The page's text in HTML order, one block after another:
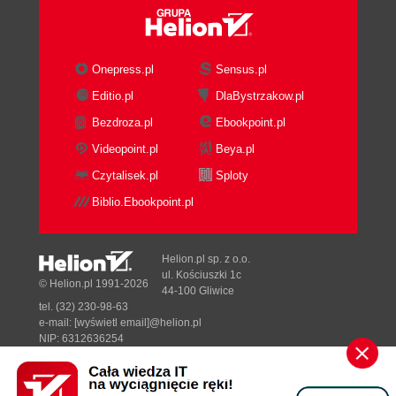
Wybór funkcji do profilowania (86)
Działanie programu PREP (86)
Profilowanie pokrycia funkcji (89)
Opcje profilowania linii (90)
Profilowanie pokrycia linii (91)
Eksportowanie danych z Profilera (92)
Analizowanie danych Profilera (92)
Zawartość globalnych rekordów
Analizowanie statyki profilowania (95)
Przetwarzanie wyników profilera w Excelu
(96)
Profilowanie bibliotek łączonych dynamicznie
(96)
Profilowanie komponentów ActiveX lub
kontrolek ActiveX (96)
Onepress.pl
Sensus.pl
Editio.pl
DlaBystrzakow.pl
Bezdroza.pl
Ebookpoint.pl
Videopoint.pl
Beya.pl
Czytalisek.pl
Sploty
Biblio.Ebookpoint.pl
Designed with ♥ byTonik.pl
© Helion.pl 1991-2026
Helion.pl sp. z o.o.
ul. Kościuszki 1c
44-100 Gliwice
tel. (32) 230-98-63
e-mail: [wyświetl email]@helion.pl
NIP: 6312636254